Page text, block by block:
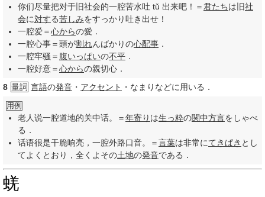
你们尽量把对于旧社会的一腔苦水吐 tǔ 出来吧！＝ 君たちは旧社
会に対する苦しみをすっかり吐き出せ！
一腔爱＝心からの愛．
一腔心事＝頭が割れんばかりの心配事 ．
一腔牢骚＝ 腹いっぱいの不平 ．
一腔好意＝心からの親切心．
8 量詞 言語の発音 ・ アクセント ・なまりなどに用いる．
用例
老人说一腔道地的关中话。＝年寄り は生っ粋の関中方言をしゃべ
る．
话语很是干脆响亮，一腔外路口音。＝言葉は非常にてきぱき とし
てよくとおり，全くよその土地の発音である．
蜣